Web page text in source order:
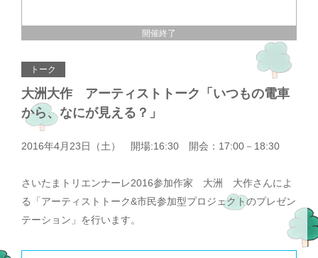
開催終了
トーク
大洲大作 アーティストトーク「いつもの電車
から、なにが見える？」
2016年4月23日（土） 開場:16:30 開会：17:00－18:30
さいたまトリエンナーレ2016参加作家 大洲 大作さんによ
る「アーティストトーク&市民参加型プロジェクトのプレゼン
テーション」を行います。